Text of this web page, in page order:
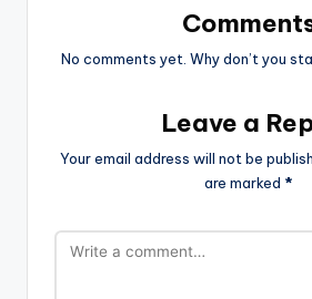
No comments yet. Why don’t you
Leave a
Your email address will not be
are marked *